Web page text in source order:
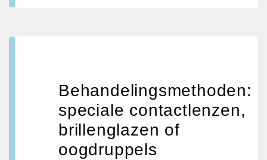
Behandelingsmethoden:
speciale contactlenzen,
brillenglazen of
oogdruppels